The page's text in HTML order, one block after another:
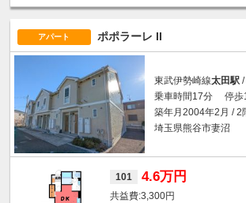
アパート ポポラーレ II
東武伊勢崎線太田駅
乗車時間17分 停歩
築年月2004年2月 / 2
埼玉県熊谷市妻沼
101 4.6万円
3,300円